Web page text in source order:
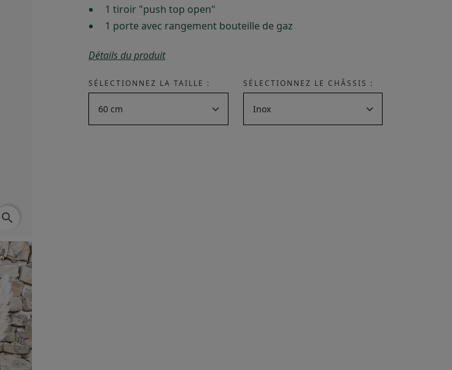
search
1 tiroir "push top open"
1 porte avec rangement bouteille de gaz
Détails du produit
SÉLECTIONNEZ LA TAILLE : SÉLECTIONNEZ LE CHÂSSIS :